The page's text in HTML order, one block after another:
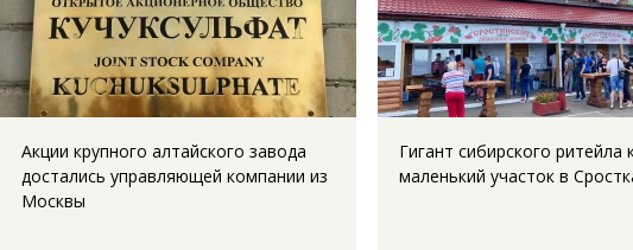
Акции крупного алтайского завода
достались управляющей компании из
Москвы
Гигант сибирского ритейла
маленький участок в